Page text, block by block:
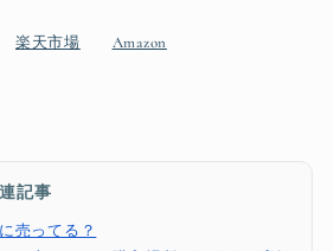
楽天市場 Amazon
記事
売ってる？